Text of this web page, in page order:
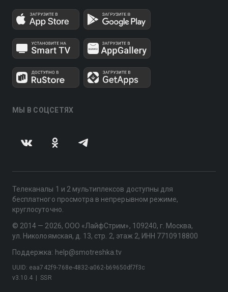
МЫ В СОЦСЕТЯХ
Телеканалы 1 и 2 мультиплексов доступны для
бесплатного просмотра в непрерывном режиме,
круглосуточно.
© 2014 — 2026, ООО «ЛайфСтрим», 109240, г. Москва,
ул. Николоямская, д. 13, стр. 2, этаж 2, ИНН 7710918800
Поддержка: help@smotreshka.tv
v3.10.4 SSR
UUID: eaa742f9-768e-4832-a062-b69650df7f3c